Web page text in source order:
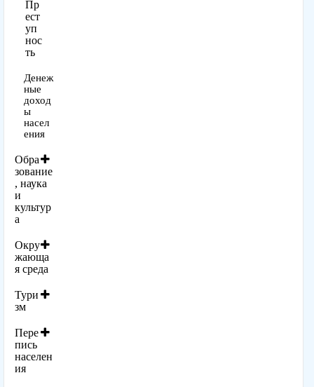
Пр
ест
уп
нос
ть
Денеж
ные
доход
ы
насел
ения
Обра
зование
, наука
и
культур
а
Окру
жающа
я среда
Тури
зм
Пере
пись
населен
ия